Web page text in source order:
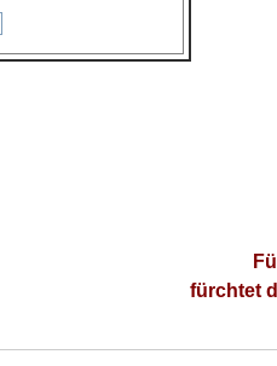
fürchtet